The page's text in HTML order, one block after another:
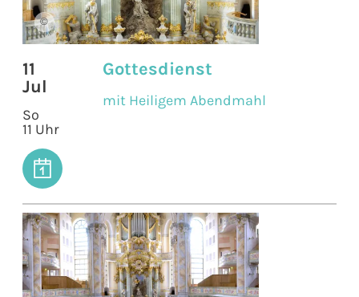
©
11
Jul
So
11 Uhr
Gottesdienst
mit Heiligem Abendmahl